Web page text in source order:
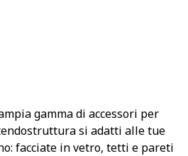
gamma di accessori per
si adatti alle tue
facciate in vetro, tetti e pareti